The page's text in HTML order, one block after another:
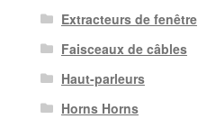
Extracteurs de fenêtre
Faisceaux de câbles
Haut-parleurs
Horns Horns